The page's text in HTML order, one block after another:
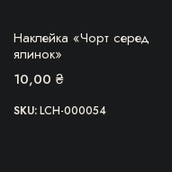
БЕРУ!
Наклейка «Чорт серед
ялинок»
10,00 ₴
SKU:LCH-000054